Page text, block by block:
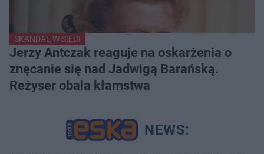
SKANDAL W SIECI
Jerzy Antczak reaguje na oskarżenia o
znęcanie się nad Jadwigą Barańską.
Reżyser obala kłamstwa